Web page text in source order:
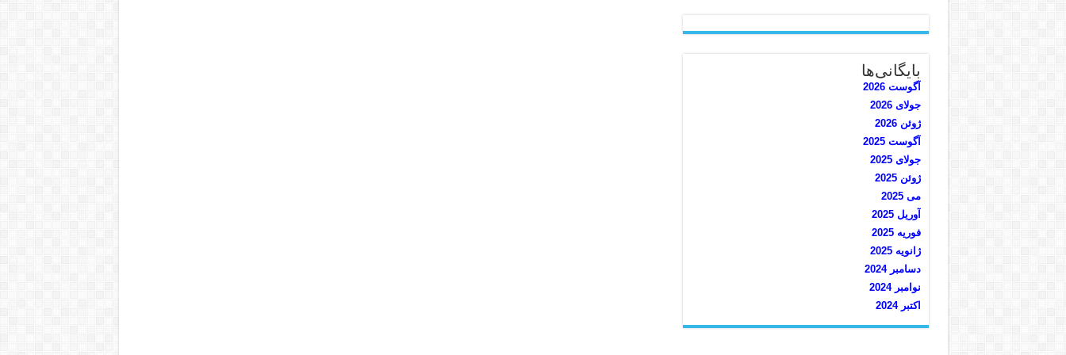
بایگانی‌ها
آگوست 2026
جولای 2026
ژوئن 2026
آگوست 2025
جولای 2025
ژوئن 2025
می 2025
آوریل 2025
فوریه 2025
ژانویه 2025
دسامبر 2024
نوامبر 2024
اکتبر 2024